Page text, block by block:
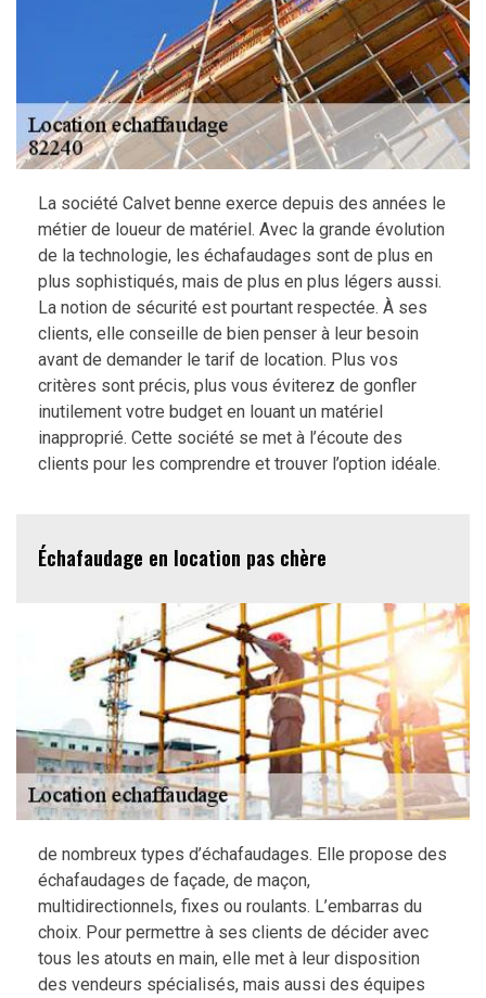
La société Calvet benne exerce depuis des années le
métier de loueur de matériel. Avec la grande évolution
de la technologie, les échafaudages sont de plus en
plus sophistiqués, mais de plus en plus légers aussi.
La notion de sécurité est pourtant respectée. À ses
clients, elle conseille de bien penser à leur besoin
avant de demander le tarif de location. Plus vos
critères sont précis, plus vous éviterez de gonfler
inutilement votre budget en louant un matériel
inapproprié. Cette société se met à l’écoute des
clients pour les comprendre et trouver l’option idéale.
Échafaudage en location pas chère
de nombreux types d’échafaudages. Elle propose des
échafaudages de façade, de maçon,
multidirectionnels, fixes ou roulants. L’embarras du
choix. Pour permettre à ses clients de décider avec
tous les atouts en main, elle met à leur disposition
des vendeurs spécialisés, mais aussi des équipes